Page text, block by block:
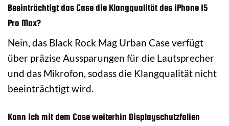
Beeinträchtigt das Case die Klangqualität des iPhone 15
Pro Max?
Nein, das Black Rock Mag Urban Case verfügt
über präzise Aussparungen für die Lautsprecher
und das Mikrofon, sodass die Klangqualität nicht
beeinträchtigt wird.
Kann ich mit dem Case weiterhin Displayschutzfolien